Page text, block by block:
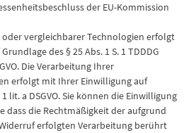
der EU-Kommission
oder vergleichbarer Technologien erfolgt
des § 25 Abs. 1 S. 1 TDDDG
Die Verarbeitung Ihrer
erfolgt mit Ihrer Einwilligung auf
lit. a DSGVO. Sie können die Einwilligung
dass die Rechtmäßigkeit der aufgrund
erfolgten Verarbeitung berührt